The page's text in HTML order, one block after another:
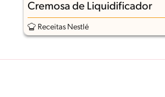
Cremosa de Liquidificador
Receitas Nestlé